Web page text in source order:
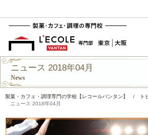
ニュース 2018年04月
News
製菓・カフェ・調理専門の学校【レコールバンタン】 / ト
ニュース 2018年04月